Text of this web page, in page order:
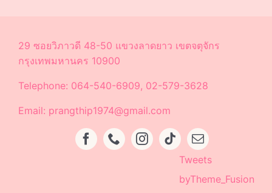
29 ซอยวิภาวดี 48-50 แขวงลาดยาว เขตจตุจักร
กรุงเทพมหานคร 10900
Telephone: 064-540-6909, 02-579-3628
Email: prangthip1974@gmail.com
Tweets
byTheme_Fusion